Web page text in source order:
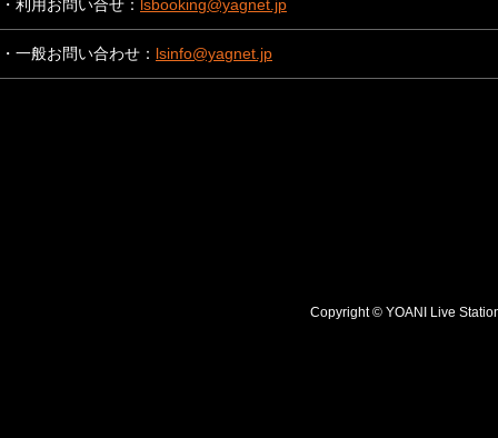
・利用お問い合せ： lsbooking@yagnet.jp
・一般お問い合わせ： lsinfo@yagnet.jp
Copyright © YOANI Live